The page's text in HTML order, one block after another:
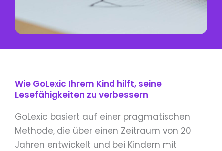
Wie GoLexic Ihrem Kind hilft, seine
Lesefähigkeiten zu verbessern
GoLexic basiert auf einer pragmatischen
Methode, die über einen Zeitraum von 20
Jahren entwickelt und bei Kindern mit